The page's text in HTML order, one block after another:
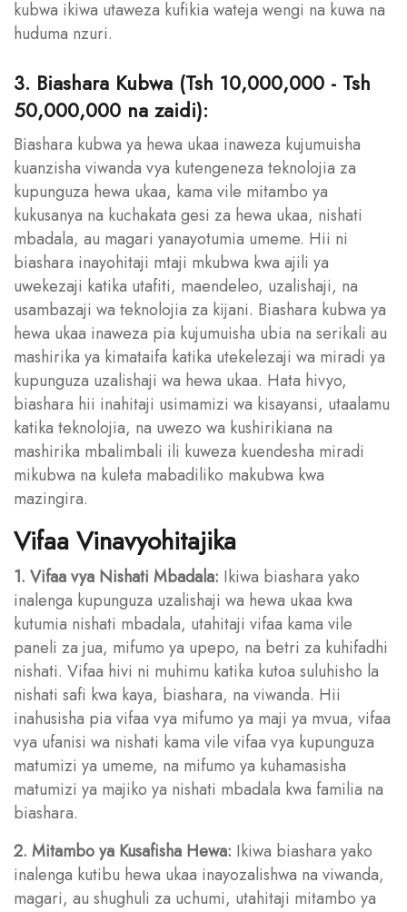
kubwa ikiwa utaweza kufikia wateja wengi na kuwa na
huduma nzuri.
3. Biashara Kubwa (Tsh 10,000,000 - Tsh
50,000,000 na zaidi):
Biashara kubwa ya hewa ukaa inaweza kujumuisha
kuanzisha viwanda vya kutengeneza teknolojia za
kupunguza hewa ukaa, kama vile mitambo ya
kukusanya na kuchakata gesi za hewa ukaa, nishati
mbadala, au magari yanayotumia umeme. Hii ni
biashara inayohitaji mtaji mkubwa kwa ajili ya
uwekezaji katika utafiti, maendeleo, uzalishaji, na
usambazaji wa teknolojia za kijani. Biashara kubwa ya
hewa ukaa inaweza pia kujumuisha ubia na serikali au
mashirika ya kimataifa katika utekelezaji wa miradi ya
kupunguza uzalishaji wa hewa ukaa. Hata hivyo,
biashara hii inahitaji usimamizi wa kisayansi, utaalamu
katika teknolojia, na uwezo wa kushirikiana na
mashirika mbalimbali ili kuweza kuendesha miradi
mikubwa na kuleta mabadiliko makubwa kwa
mazingira.
Vifaa Vinavyohitajika
1. Vifaa vya Nishati Mbadala: Ikiwa biashara yako
inalenga kupunguza uzalishaji wa hewa ukaa kwa
kutumia nishati mbadala, utahitaji vifaa kama vile
paneli za jua, mifumo ya upepo, na betri za kuhifadhi
nishati. Vifaa hivi ni muhimu katika kutoa suluhisho la
nishati safi kwa kaya, biashara, na viwanda. Hii
inahusisha pia vifaa vya mifumo ya maji ya mvua, vifaa
vya ufanisi wa nishati kama vile vifaa vya kupunguza
matumizi ya umeme, na mifumo ya kuhamasisha
matumizi ya majiko ya nishati mbadala kwa familia na
biashara.
2. Mitambo ya Kusafisha Hewa: Ikiwa biashara yako
inalenga kutibu hewa ukaa inayozalishwa na viwanda,
magari, au shughuli za uchumi, utahitaji mitambo ya